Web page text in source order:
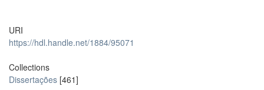
URI
https://hdl.handle.net/1884/95071
Collections
Dissertações [461]